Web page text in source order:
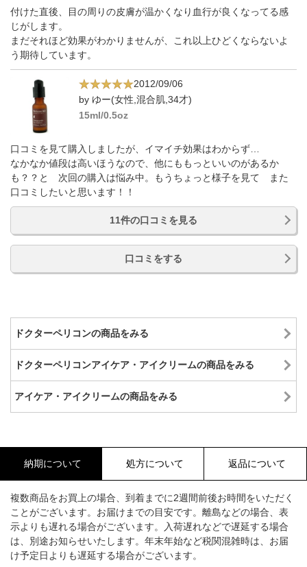
付けた直後、目の周りの皮膚が温かくなり血行が良くなってる感
じがします。
まだそれほど効果がわかりませんが、これ以上ひどくならないよ
う期待しています。
2012/09/06
by ゆー(女性,混合肌,34才)
15ml/0.5oz
口コミを見て購入しましたが、イマイチ効果はわからず…
なかなか値段は高いほうなので、他にももっといいのがあるか
も？？と 次回の購入は悩み中。もうちょっと様子を見て また
口コミしたいと思います！！
11件の口コミを見る
口コミをする
ドクターペリコンの商品をみる
ドクターペリコンアイケア・アイクリームの商品をみる
アイケア・アイクリームの商品をみる
納期について 処方について 返品について
複数商品をお買上の場合、到着までに2週間前後お時間をいただく
ことがございます。お届けまでの目安です。離島などの場合、表
示よりも遅れる場合がございます。入荷遅れなどで遅延する場合
は、別途お知らせいたします。年末年始など税関混雑時は、お届
け予定日よりも遅延する場合がございます。